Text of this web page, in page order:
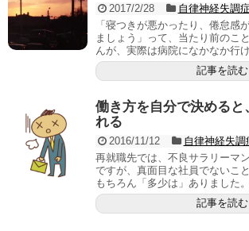
2017/2/28
自律神経失調症
「寝つきが悪かったり、倦怠感
ましょう」って、当たり前のこ
んが、実際は病院になかなか行
記事を読む
働き方を自分で決めると
れる
2016/11/12
自律神経失調
再就職先では、不良サラリーマ
ですが、真面目な社員でないこ
もちろん「多少は」ありました
記事を読む